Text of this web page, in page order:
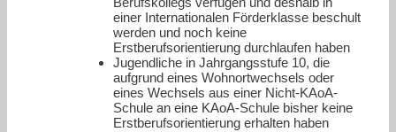
einer Internationalen Förderklasse beschult
werden und noch keine
Erstberufsorientierung durchlaufen haben
Jugendliche in Jahrgangsstufe 10, die
aufgrund eines Wohnortwechsels oder
eines Wechsels aus einer Nicht-KAoA-
Schule an eine KAoA-Schule bisher keine
Erstberufsorientierung erhalten haben